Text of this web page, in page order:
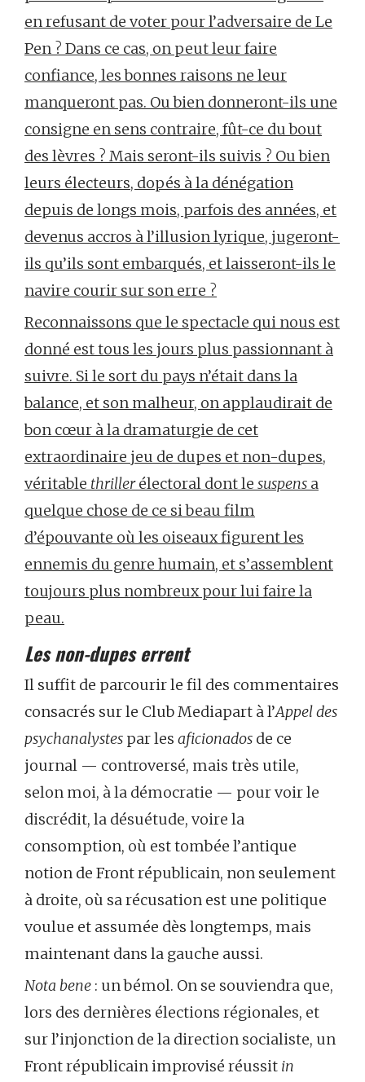
en refusant de voter pour l’adversaire de Le
Pen ? Dans ce cas, on peut leur faire
confiance, les bonnes raisons ne leur
manqueront pas. Ou bien donneront-ils une
consigne en sens contraire, fût-ce du bout
des lèvres ? Mais seront-ils suivis ? Ou bien
leurs électeurs, dopés à la dénégation
depuis de longs mois, parfois des années, et
devenus accros à l’illusion lyrique, jugeront-
ils qu’ils sont embarqués, et laisseront-ils le
navire courir sur son erre ?
Reconnaissons que le spectacle qui nous est
donné est tous les jours plus passionnant à
suivre. Si le sort du pays n’était dans la
balance, et son malheur, on applaudirait de
bon cœur à la dramaturgie de cet
extraordinaire jeu de dupes et non-dupes,
véritable thrillerélectoral dont le suspens a
quelque chose de ce si beau film
d’épouvante où les oiseaux figurent les
ennemis du genre humain, et s’assemblent
toujours plus nombreux pour lui faire la
peau.
Les non-dupes errent
Il suffit de parcourir le fil des commentaires
consacrés sur le Club Mediapart à l’Appel des
psychanalystes par les aficionados de ce
journal — controversé, mais très utile,
selon moi, à la démocratie — pour voir le
discrédit, la désuétude, voire la
consomption, où est tombée l’antique
notion de Front républicain, non seulement
à droite, où sa récusation est une politique
voulue et assumée dès longtemps, mais
maintenant dans la gauche aussi.
Nota bene : un bémol. On se souviendra que,
lors des dernières élections régionales, et
sur l’injonction de la direction socialiste, un
Front républicain improvisé réussit in